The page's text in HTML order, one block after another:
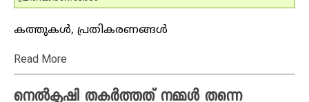
കത്തുകള്‍, പ്രതികരണങ്ങള്‍
Read More
നെല്‍കൃഷി തകര്‍ത്തത് നമ്മള്‍ തന്നെ